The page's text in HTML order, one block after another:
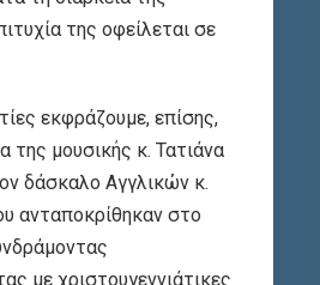
της οφείλεται σε
εκφράζουμε, επίσης,
της μουσικής κ. Τατιάνα
δάσκαλο Αγγλικών κ.
ανταποκρίθηκαν στο
με χριστουγεννιάτικες